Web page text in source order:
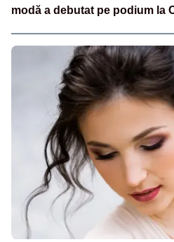
modă a debutat pe podium la